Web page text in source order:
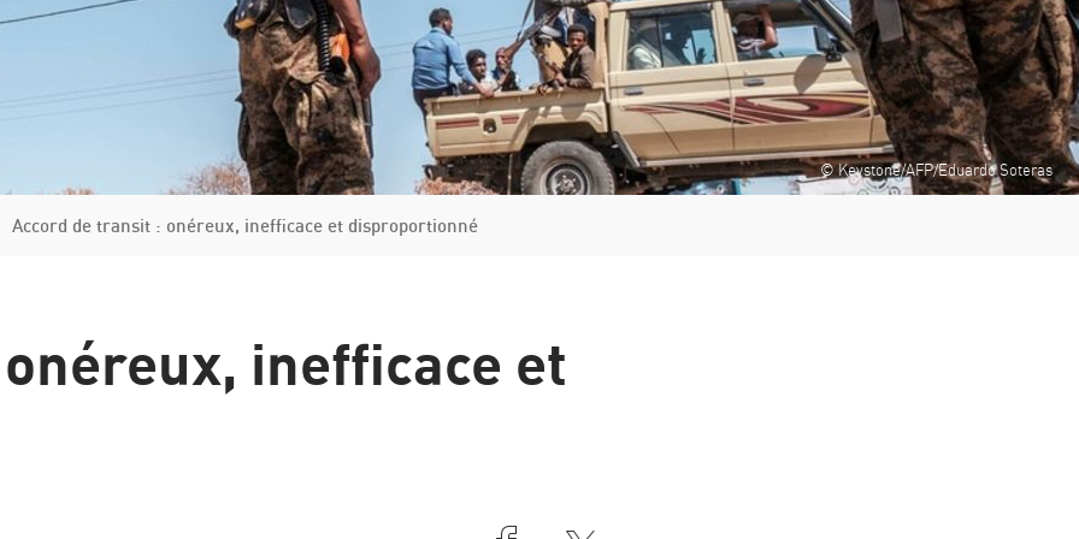
Manuel de la procédure d'asile et de renvoi
© Keystone/AFP/Eduardo Soteras
Accord de transit : onéreux, inefficace et disproportionné
inefficace et